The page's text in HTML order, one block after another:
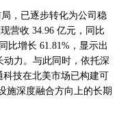
，已逐步转化为公司稳
营收 34.96 亿元，同比
比增长 61.81%，显示出
力。与此同时，依托深
技在北美市场已构建可
施深度融合方向上的长期